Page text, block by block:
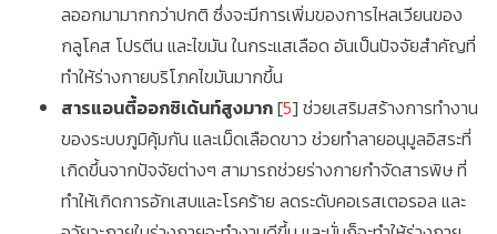
ลออกมามากกว่าปกติ ซึ่งจะมีการเพิ่มของการไหลเวียนของ
กลูโคส โปรตีน และไขมัน ในกระแสเลือด อันเป็นปัจจัยสำคัญที่
ทำให้ร่างกายบริโภคไขมันมากขึ้น
สารแอนตี้ออกซิเด้นท์สูงมาก[5] ช่วยเสริมสร้างการทำงาน
ของระบบภูมิคุ้มกัน และเม็ดเลือดขาว ช่วยทำลายอนุมูลอิสระที่
เกิดขึ้นจากปัจจัยต่างๆ สามารถช่วยร่างกายกำจัดสารพิษ ที่
ทำให้เกิดการอักเสบและโรคร้าย ลดระดับคอเรสเตอรอล และ